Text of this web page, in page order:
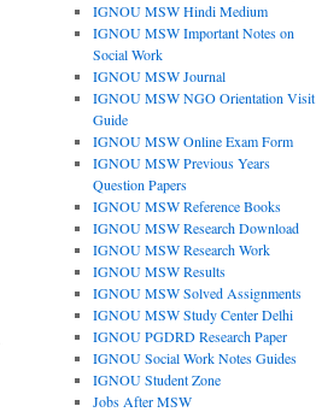
IGNOU MSW Hindi Medium
IGNOU MSW Important Notes on
Social Work
IGNOU MSW Journal
IGNOU MSW NGO Orientation Visit
Guide
IGNOU MSW Online Exam Form
IGNOU MSW Previous Years
Question Papers
IGNOU MSW Reference Books
IGNOU MSW Research Download
IGNOU MSW Research Work
IGNOU MSW Results
IGNOU MSW Solved Assignments
IGNOU MSW Study Center Delhi
IGNOU PGDRD Research Paper
IGNOU Social Work Notes Guides
IGNOU Student Zone
Jobs After MSW